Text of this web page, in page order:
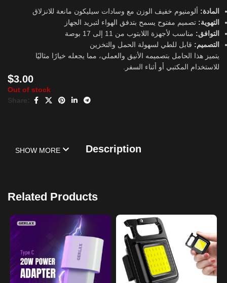
المادة: ألومنيوم خفيف الوزن مع وسادات سيليكون مانعة للانزلاق
التهوية: تصميم مفتوح يسمح بتدفق الهواء لتبريد الجهاز
التوافق: مناسب لأجهزة اللابتوب من 11 إلى 17 بوصة
التصميم: قابل للطي لسهولة الحمل والتخزين
يتميز هذا الحامل بتصميمه الأنيق والعملي، مما يجعله خيارًا مثاليًا
للاستخدام المكتبي أو أثناء السفر.
$3.00
Out of stock
Share:
Description
SHOW MORE
Related Products